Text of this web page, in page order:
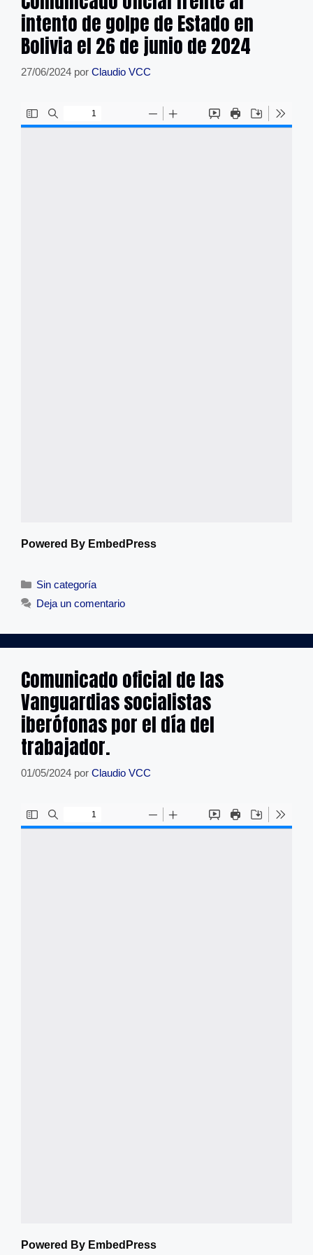
intento de golpe de Estado en
Bolivia el 26 de junio de 2024
27/06/2024 por Claudio VCC
Powered By EmbedPress
Categorías
Sin categoría
Deja un comentario
Comunicado oficial de las
Vanguardias socialistas
iberófonas por el día del
trabajador.
01/05/2024 por Claudio VCC
Powered By EmbedPress